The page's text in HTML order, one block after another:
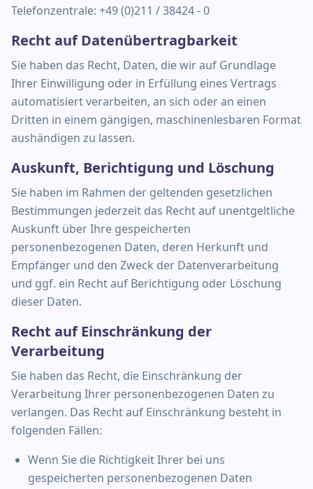
Telefonzentrale: +49 (0)211 / 38424 - 0
Recht auf Datenübertragbarkeit
Sie haben das Recht, Daten, die wir auf Grundlage
Ihrer Einwilligung oder in Erfüllung eines Vertrags
automatisiert verarbeiten, an sich oder an einen
Dritten in einem gängigen, maschinenlesbaren Format
aushändigen zu lassen.
Auskunft, Berichtigung und Löschung
Sie haben im Rahmen der geltenden gesetzlichen
Bestimmungen jederzeit das Recht auf unentgeltliche
Auskunft über Ihre gespeicherten
personenbezogenen Daten, deren Herkunft und
Empfänger und den Zweck der Datenverarbeitung
und ggf. ein Recht auf Berichtigung oder Löschung
dieser Daten.
Recht auf Einschränkung der
Verarbeitung
Sie haben das Recht, die Einschränkung der
Verarbeitung Ihrer personenbezogenen Daten zu
verlangen. Das Recht auf Einschränkung besteht in
folgenden Fällen:
Wenn Sie die Richtigkeit Ihrer bei uns
gespeicherten personenbezogenen Daten